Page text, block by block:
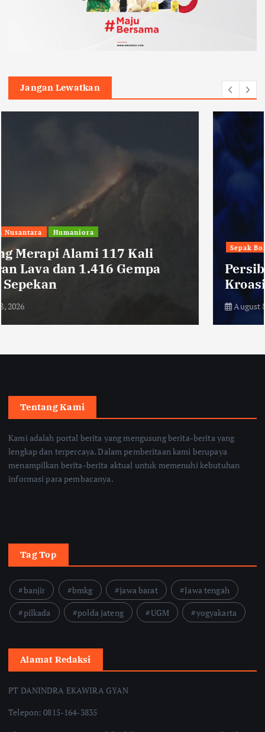
Jangan Lewatkan
Sepak Bola
Persib Datangkan Bek Tengah Asal
Kroasia, Danijel Loncar
Tentang Kami
Kami adalah portal berita yang mengusung berita-berita yang
lengkap dan terpercaya. Dalam pemberitaan kami berupaya
menampilkan berita-berita aktual untuk memenuhi kebutuhan
informasi para pembacanya.
Tag Top
banjir bmkg jawa barat
Jawa tengah
pilkada
polda jateng UGM yogyakarta
Alamat Redaksi
PT DANINDRA EKAWIRA GYAN
Telepon: 0815-164-3835